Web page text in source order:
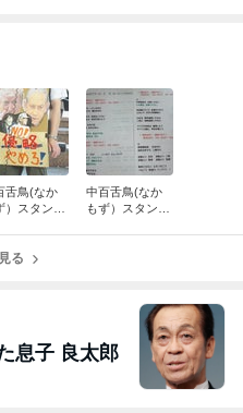
舌鳥(なか
）スタンデ
るまで
中百舌鳥(なか
もず）スタンデ
る
息子 良太郎